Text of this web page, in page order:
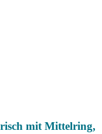
mit Mittelring,